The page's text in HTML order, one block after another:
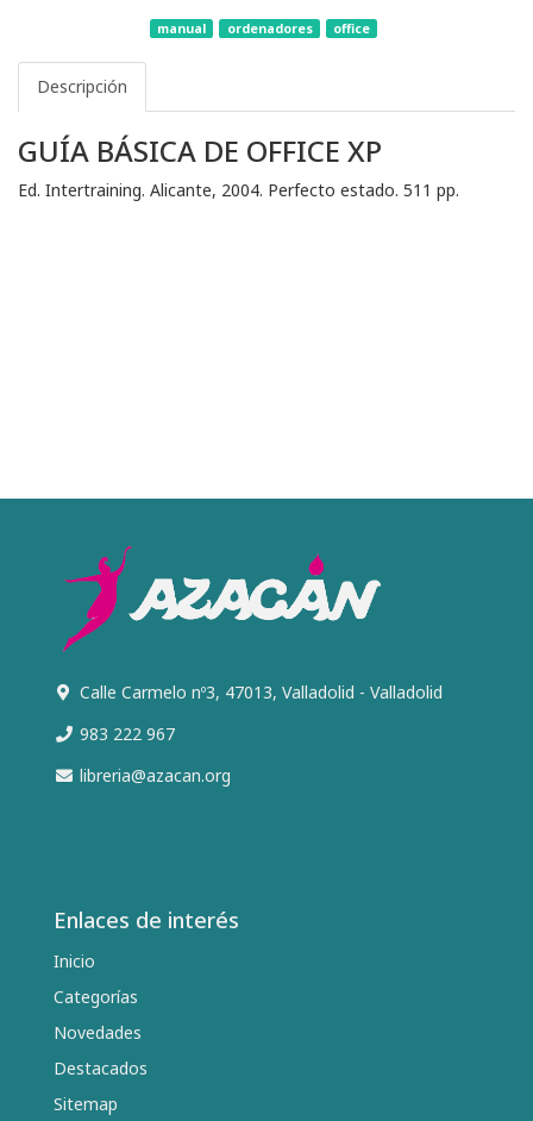
manual ordenadores office
Descripción
GUÍA BÁSICA DE OFFICE XP
Ed. Intertraining. Alicante, 2004. Perfecto estado. 511 pp.
Calle Carmelo nº3, 47013, Valladolid - Valladolid
983 222 967
libreria@azacan.org
Enlaces de interés
Inicio
Categorías
Novedades
Destacados
Sitemap